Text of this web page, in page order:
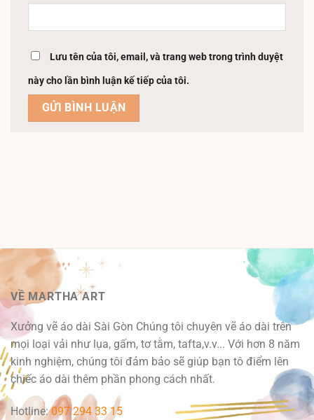
Lưu tên của tôi, email, và trang web trong trình duyệt
này cho lần bình luận kế tiếp của tôi.
VỀ MARTHA ART
Xưởng vẽ áo dài Sài Gòn Chúng tôi chuyên vẽ áo dài trên
mọi loại vải như lụa, gấm, tơ tằm, tafta,v.v... Với hơn 8 năm
kinh nghiệm, chúng tôi đảm bảo sẽ giúp bạn tô điểm lên
chiếc áo dài thêm phần phong cách nhất.
Hotline:097 294 33 15